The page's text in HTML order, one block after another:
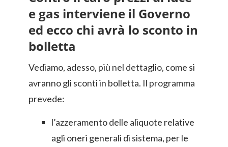
e gas interviene il Governo
ed ecco chi avrà lo sconto in
bolletta
Vediamo, adesso, più nel dettaglio, come si
avranno gli sconti in bolletta. Il programma
prevede:
l’azzeramento delle aliquote relative
agli oneri generali di sistema, per le